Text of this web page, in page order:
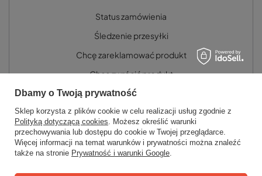
Status zamówienia
Śledzenie przesyłki
Chcę zareklamować produkt
Chcę zwrócić produkt
Chcę wymienić towar
Kontakt
Konto
Dbamy o Twoją prywatność
Sklep korzysta z plików cookie w celu realizacji usług zgodnie z
Polityką dotyczącą cookies. Możesz określić warunki
przechowywania lub dostępu do cookie w Twojej przeglądarce.
Więcej informacji na temat warunków i prywatności można znaleźć
także na stronie Prywatność i warunki Google.